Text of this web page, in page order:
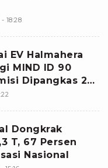
18:28
EV Halmahera
MIND ID 90
Dipangkas 2
Dongkrak
T, 67 Persen
Nasional